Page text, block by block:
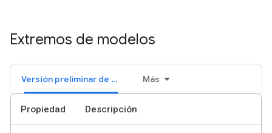
Extremos de modelos
Versión preliminar de Gemini Robotics ER 2 Más
Propiedad Descripción